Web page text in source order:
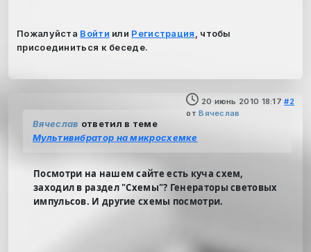
Пожалуйста Войти или Регистрация
, чтобы
присоединиться к беседе.
20 июнь 2010 18:17 #2
отВячеслав
Вячеслав ответил в теме
Мультивибратор на микросхемке
Посмотри на нашем сайте есть куча схем,
заходил в раздел "Схемы"? Генераторы световых
импульсов. И другие схемы посмотри.